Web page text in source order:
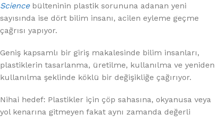
Science bülteninin plastik sorununa adanan yeni
sayısında ise dört bilim insanı, acilen eyleme geçme
çağrısı yapıyor.
Geniş kapsamlı bir giriş makalesinde bilim insanları,
plastiklerin tasarlanma, üretilme, kullanılma ve yeniden
kullanılma şeklinde köklü bir değişikliğe çağırıyor.
Nihai hedef: Plastikler için çöp sahasına, okyanusa veya
yol kenarına gitmeyen fakat aynı zamanda değerli